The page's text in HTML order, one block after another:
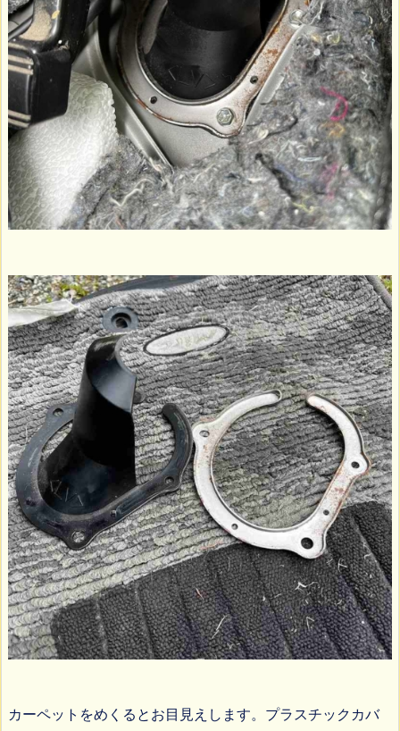
カーペットをめくるとお目見えします。プラスチックカバ